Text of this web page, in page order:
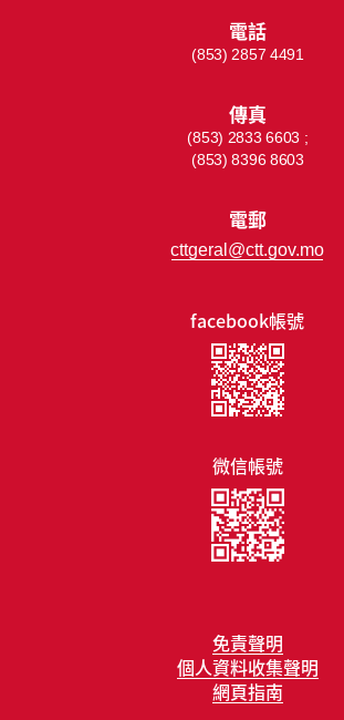
免責聲明
個人資料收集聲明
網頁指南
facebook帳號
微信帳號
電話
(853) 2857 4491
傳真
(853) 2833 6603 ;
(853) 8396 8603
電郵
cttgeral@ctt.gov.mo